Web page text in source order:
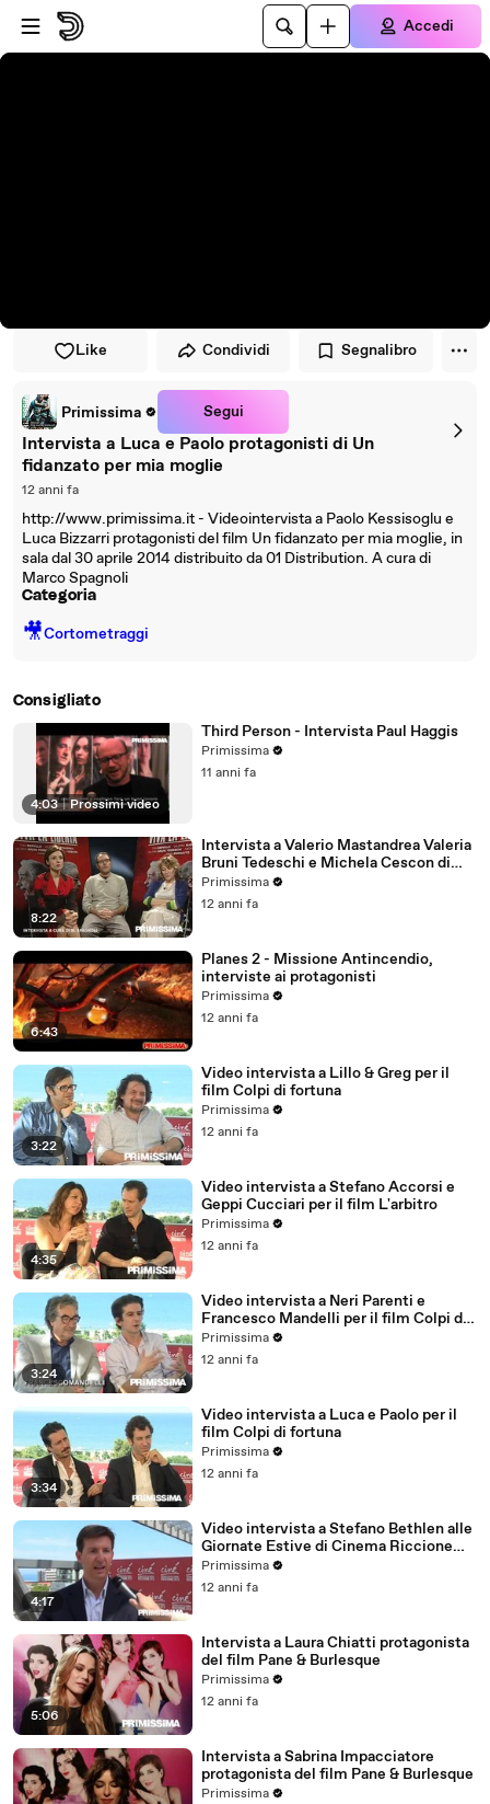
Vai al lettore
Passa al contenuto principale
Accedi
Like Condividi Segnalibro
Primissima Segui
Intervista a Luca e Paolo protagonisti di Un
fidanzato per mia moglie
12 anni fa
http://www.primissima.it - Videointervista a Paolo Kessisoglu e
Luca Bizzarri protagonisti del film Un fidanzato per mia moglie, in
sala dal 30 aprile 2014 distribuito da 01 Distribution. A cura di
Marco Spagnoli
Categoria
🎥Cortometraggi
Consigliato
4:03 | Prossimi video
Third Person - Intervista Paul Haggis
Primissima
11 anni fa
8:22
Intervista a Valerio Mastandrea Valeria
Bruni Tedeschi e Michela Cescon di
Viva la libertà
Primissima
12 anni fa
6:43
Planes 2 - Missione Antincendio,
interviste ai protagonisti
Primissima
12 anni fa
3:22
Video intervista a Lillo & Greg per il
film Colpi di fortuna
Primissima
12 anni fa
4:35
Video intervista a Stefano Accorsi e
Geppi Cucciari per il film L'arbitro
Primissima
12 anni fa
3:24
Video intervista a Neri Parenti e
Francesco Mandelli per il film Colpi di
fortuna
Primissima
12 anni fa
3:34
Video intervista a Luca e Paolo per il
film Colpi di fortuna
Primissima
12 anni fa
4:17
Video intervista a Stefano Bethlen alle
Giornate Estive di Cinema Riccione
2013
Primissima
12 anni fa
5:06
Intervista a Laura Chiatti protagonista
del film Pane & Burlesque
Primissima
12 anni fa
Intervista a Sabrina Impacciatore
protagonista del film Pane & Burlesque
Primissima